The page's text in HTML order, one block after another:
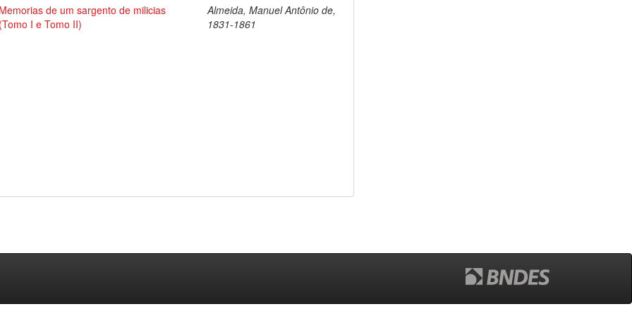
de um sargento de milicias
I e Tomo II)
Almeida, Manuel Antônio de,
1831-1861